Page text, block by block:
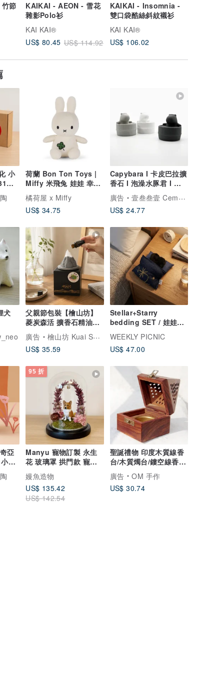
節
KAIKAI - AEON - 雪花
雜影Polo衫
KAI KAI®
US$ 80.45 US$ 114.92
KAIKAI - Insomnia -
雙口袋酷絲斜紋襯衫
KAI KAI®
US$ 106.02
小
日
荷蘭 Bon Ton Toys |
Miffy 米飛兔 娃娃 幸運
草 18cm
橘荷屋 x Miffy
US$ 34.75
Capybara I 卡皮巴拉擴
香石 I 泡澡水豚君 I 附
5ml精油－交換禮物
廣告
壹叁叁壹 Cementer No.1331
US$ 24.77
犬
父親節包裝【檜山坊】
菱炭森活 擴香石精油組/
居家擴香 喬遷禮
廣告
檜山坊 Kuai Shan Fang︱台灣檜木香氛領導品牌，療癒森林
US$ 35.59
Stellar+Starry
bedding SET / 娃娃寢
具 禮物 兒童 晚安
WEEKLY PICNIC
US$ 47.00
亞
屋
95 折
Manyu 寵物訂製 永生
花 玻璃罩 拱門款 寵物
紀念永花 訂製禮物
嫚魚造物
US$ 135.42
US$ 142.54
聖誕禮物 印度木質線香
台/木質燭台/鏤空線香
座-埃及金字塔 窗花
廣告
OM 手作
US$ 30.74